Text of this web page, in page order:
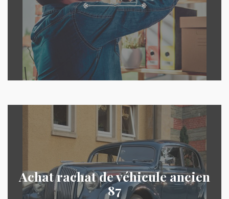
Achat rachat de véhicule ancien
87